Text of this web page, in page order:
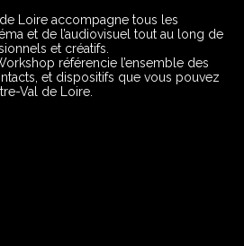
de Loire accompagne tous les
et de l’audiovisuel tout au long de
et créatifs.
référencie l’ensemble des
et dispositifs que vous pouvez
Val de Loire.